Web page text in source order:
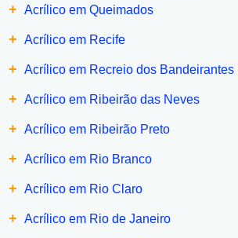
+ Acrílico em Queimados
+ Acrílico em Recife
+ Acrílico em Recreio dos Bandeirantes
+ Acrílico em Ribeirão das Neves
+ Acrílico em Ribeirão Preto
+ Acrílico em Rio Branco
+ Acrílico em Rio Claro
+ Acrílico em Rio de Janeiro